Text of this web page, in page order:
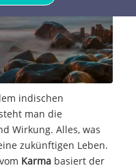
indischen
man die
Wirkung. Alles, was
zukünftigen Leben.
Karmabasiert der